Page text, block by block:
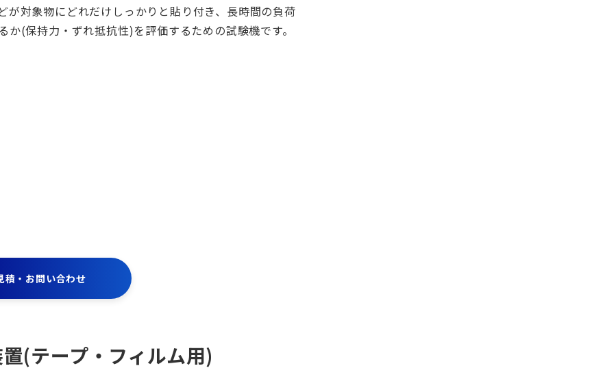
が対象物にどれだけしっかりと貼り付き、長時間の負荷
(保持力・ずれ抵抗性)を評価するための試験機です。
積・お問い合わせ
(テープ・フィルム用)